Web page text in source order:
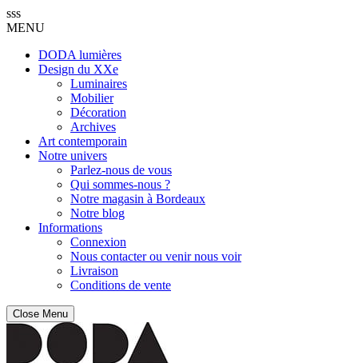
sss
MENU
DODA lumières
Design du XXe
Luminaires
Mobilier
Décoration
Archives
Art contemporain
Notre univers
Parlez-nous de vous
Qui sommes-nous ?
Notre magasin à Bordeaux
Notre blog
Informations
Connexion
Nous contacter ou venir nous voir
Livraison
Conditions de vente
Close Menu